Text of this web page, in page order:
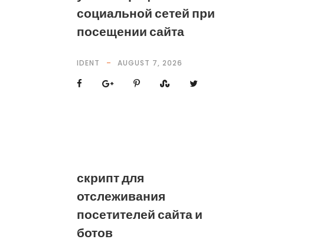
социальной сетей при
посещении сайта
IDENT AUGUST 7, 2026
скрипт для
отслеживания
посетителей сайта и
ботов